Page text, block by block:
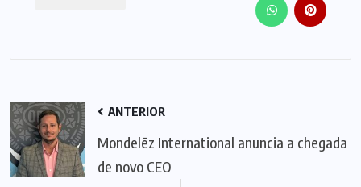
ANTERIOR
Mondelēz International anuncia a chegada
de novo CEO